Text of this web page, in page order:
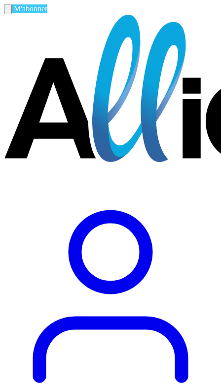
M'abonner